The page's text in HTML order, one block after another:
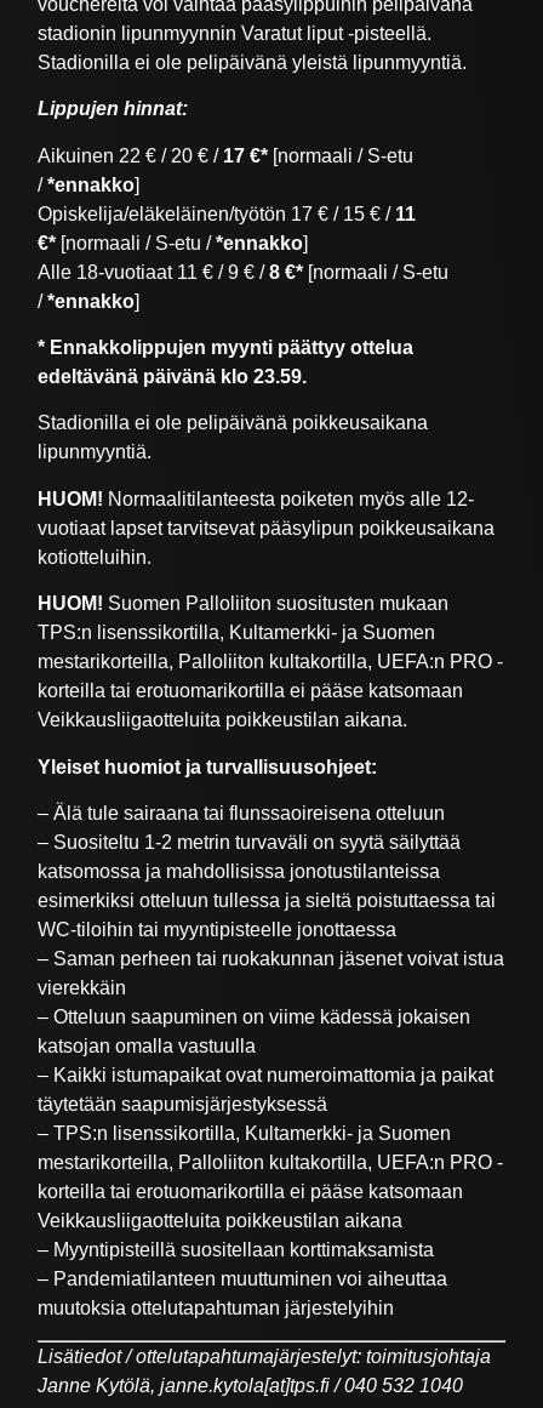
stadionin lipunmyynnin Varatut liput -pisteellä.
Stadionilla ei ole pelipäivänä yleistä lipunmyyntiä.
Lippujen hinnat:
Aikuinen 22 € / 20 € / 17 €* [normaali / S-etu
/*ennakko]
Opiskelija/eläkeläinen/työtön 17 € / 15 € / 11
€* [normaali / S-etu /*ennakko]
Alle 18-vuotiaat 11 € / 9 € /8 €* [normaali / S-etu
/*ennakko]
* Ennakkolippujen myynti päättyy ottelua
edeltävänä päivänä klo 23.59.
Stadionilla ei ole pelipäivänä poikkeusaikana
lipunmyyntiä.
HUOM! Normaalitilanteesta poiketen myös alle 12-
vuotiaat lapset tarvitsevat pääsylipun poikkeusaikana
kotiotteluihin.
HUOM! Suomen Palloliiton suositusten mukaan
TPS:n lisenssikortilla, Kultamerkki- ja Suomen
mestarikorteilla, Palloliiton kultakortilla, UEFA:n PRO -
korteilla tai erotuomarikortilla ei pääse katsomaan
Veikkausliigaotteluita poikkeustilan aikana.
Yleiset huomiot ja turvallisuusohjeet:
– Älä tule sairaana tai flunssaoireisena otteluun
– Suositeltu 1-2 metrin turvaväli on syytä säilyttää
katsomossa ja mahdollisissa jonotustilanteissa
esimerkiksi otteluun tullessa ja sieltä poistuttaessa tai
WC-tiloihin tai myyntipisteelle jonottaessa
– Saman perheen tai ruokakunnan jäsenet voivat istua
vierekkäin
– Otteluun saapuminen on viime kädessä jokaisen
katsojan omalla vastuulla
– Kaikki istumapaikat ovat numeroimattomia ja paikat
täytetään saapumisjärjestyksessä
– TPS:n lisenssikortilla, Kultamerkki- ja Suomen
mestarikorteilla, Palloliiton kultakortilla, UEFA:n PRO -
korteilla tai erotuomarikortilla ei pääse katsomaan
Veikkausliigaotteluita poikkeustilan aikana
– Myyntipisteillä suositellaan korttimaksamista
– Pandemiatilanteen muuttuminen voi aiheuttaa
muutoksia ottelutapahtuman järjestelyihin
Lisätiedot / ottelutapahtumajärjestelyt: toimitusjohtaja
Janne Kytölä, janne.kytola[at]tps.fi / 040 532 1040